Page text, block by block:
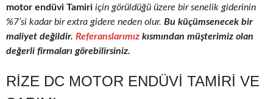
motor endüvi Tamiri için görüldüğü üzere bir senelik giderinin
%7’si kadar bir extra gidere neden olur. Bu küçümsenecek bir
maliyet değildir. Referanslarımız kısmından müşterimiz olan
değerli firmaları görebilirsiniz.
RIZE DC MOTOR ENDÜVI TAMIRI VE